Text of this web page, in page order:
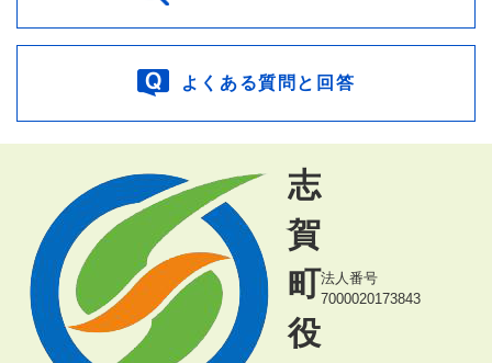
よくある質問と回答
志
賀
町
役
法人番号
7000020173843